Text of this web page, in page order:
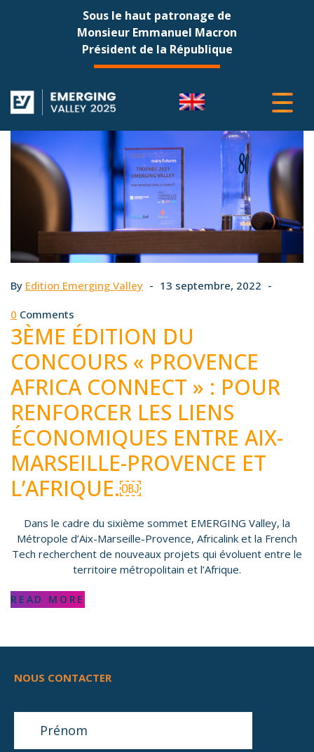
Sous le haut patronage de
Monsieur Emmanuel Macron
Président de la République
By Edition Emerging Valley 13 septembre, 2022
0 Comments
3ÈME ÉDITION DU
CONCOURS « PROVENCE
AFRICA CONNECT » : POUR
RENFORCER LES LIENS
ÉCONOMIQUES ENTRE AIX-
MARSEILLE-PROVENCE ET
L’AFRIQUE.￼
Dans le cadre du sixième sommet EMERGING Valley, la
Métropole d’Aix-Marseille-Provence, Africalink et la French
Tech recherchent de nouveaux projets qui évoluent entre le
territoire métropolitain et l’Afrique.
READ MORE
NOUS CONTACTER